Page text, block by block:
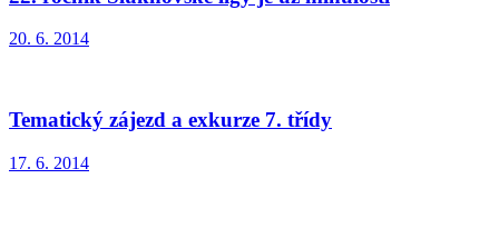
20. 6. 2014
Tematický zájezd a exkurze 7. třídy
17. 6. 2014